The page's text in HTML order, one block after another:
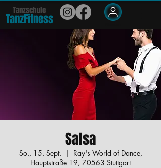
Tanzschule
TanzFitness
Salsa
So., 15. Sept.
  |
Ray's World of Dance,
Hauptstraße 19, 70563 Stuttgart